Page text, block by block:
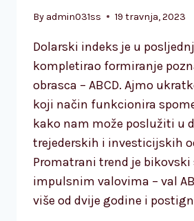
By admin031ss 19 travnja, 2023
Dolarski indeks je u
kompletirao formiranje
obrasca – ABCD. Ajmo
koji način funkcionira
kako nam može poslužiti u
trejederskih i investicijskih
Promatrani trend je
impulsnim valovima – val
više od dvije godine i